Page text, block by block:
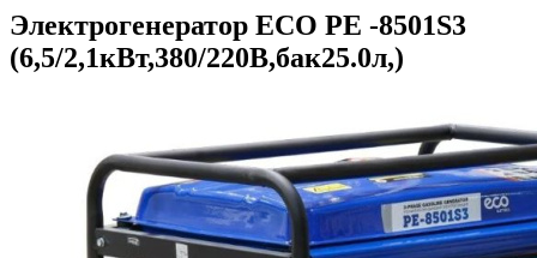
Электрогенератор ECO PE -8501S3
(6,5/2,1кВт,380/220В,бак25.0л,)